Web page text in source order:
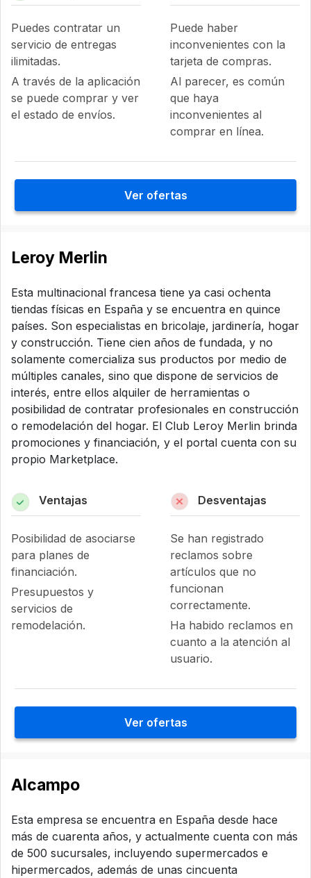
Puedes contratar un
servicio de entregas
ilimitadas.
A través de la aplicación
se puede comprar y ver
el estado de envíos.
Puede haber
inconvenientes con la
tarjeta de compras.
Al parecer, es común
que haya
inconvenientes al
comprar en línea.
Ver ofertas
Leroy Merlin
Esta multinacional francesa tiene ya casi ochenta
tiendas físicas en España y se encuentra en quince
países. Son especialistas en bricolaje, jardinería, hogar
y construcción. Tiene cien años de fundada, y no
solamente comercializa sus productos por medio de
múltiples canales, sino que dispone de servicios de
interés, entre ellos alquiler de herramientas o
posibilidad de contratar profesionales en construcción
o remodelación del hogar. El Club Leroy Merlin brinda
promociones y financiación, y el portal cuenta con su
propio Marketplace.
Ventajas
Posibilidad de asociarse
para planes de
financiación.
Presupuestos y
servicios de
remodelación.
Desventajas
Se han registrado
reclamos sobre
artículos que no
funcionan
correctamente.
Ha habido reclamos en
cuanto a la atención al
usuario.
Ver ofertas
Alcampo
Esta empresa se encuentra en España desde hace
más de cuarenta años, y actualmente cuenta con más
de 500 sucursales, incluyendo supermercados e
hipermercados, además de unas cincuenta